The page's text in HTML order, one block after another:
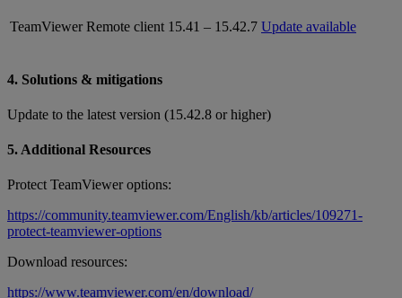
TeamViewer Remote client 15.41 – 15.42.7 Update available
4. Solutions & mitigations
Update to the latest version (15.42.8 or higher)
5. Additional Resources
Protect TeamViewer options:
https://community.teamviewer.com/English/kb/articles/109271-
protect-teamviewer-options
Download resources:
https://www.teamviewer.com/en/download/